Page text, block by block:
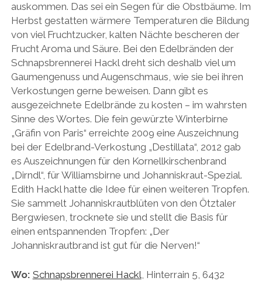
auskommen. Das sei ein Segen für die Obstbäume. Im
Herbst gestatten wärmere Temperaturen die Bildung
von viel Fruchtzucker, kalten Nächte bescheren der
Frucht Aroma und Säure. Bei den Edelbränden der
Schnapsbrennerei Hackl dreht sich deshalb viel um
Gaumengenuss und Augenschmaus, wie sie bei ihren
Verkostungen gerne beweisen. Dann gibt es
ausgezeichnete Edelbrände zu kosten – im wahrsten
Sinne des Wortes. Die fein gewürzte Winterbirne
„Gräfin von Paris“ erreichte 2009 eine Auszeichnung
bei der Edelbrand-Verkostung „Destillata“, 2012 gab
es Auszeichnungen für den Kornellkirschenbrand
„Dirndl“, für Williamsbirne und Johanniskraut-Spezial.
Edith Hackl hatte die Idee für einen weiteren Tropfen.
Sie sammelt Johanniskrautblüten von den Ötztaler
Bergwiesen, trocknete sie und stellt die Basis für
einen entspannenden Tropfen: „Der
Johanniskrautbrand ist gut für die Nerven!“
Wo: Schnapsbrennerei Hackl , Hinterrain 5, 6432